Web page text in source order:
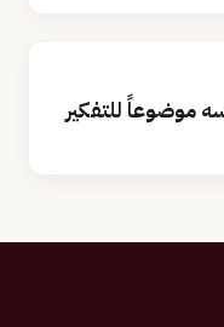
موضوعاً للتفكير